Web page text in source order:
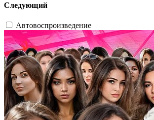
Следующий
Автовоспроизведение